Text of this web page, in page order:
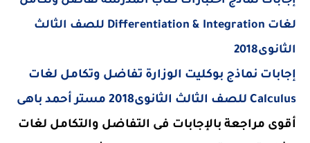
لغات Differentiation & Integration للصف الثالث
الثانوى2018
إجابات نماذج بوكليت الوزارة تفاضل وتكامل لغات
Calculus للصف الثالث الثانوى2018 مستر أحمد باهى
أقوى مراجعة بالإجابات فى التفاضل والتكامل لغات